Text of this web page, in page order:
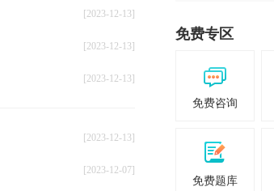
[2023-12-13]
[2023-12-13]
[2023-12-13]
[2023-12-13]
[2023-12-07]
免费专区
免费咨询
免费题库